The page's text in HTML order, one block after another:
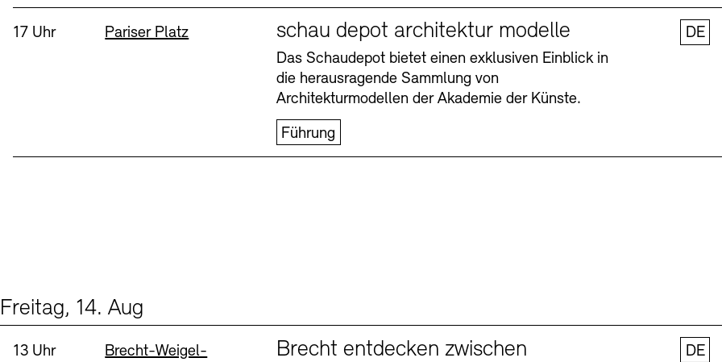
Uhrzeit:
17 Uhr Standort
Pariser Platz schau depot architektur modelle
Das Schaudepot bietet einen exklusiven Einblick in
die herausragende Sammlung von
Architekturmodellen der Akademie der Künste.
Führung
DE
Freitag, 14. Aug
Uhrzeit:
13 Uhr Standort
Brecht-Weigel-
Brecht entdecken zwischen
DE